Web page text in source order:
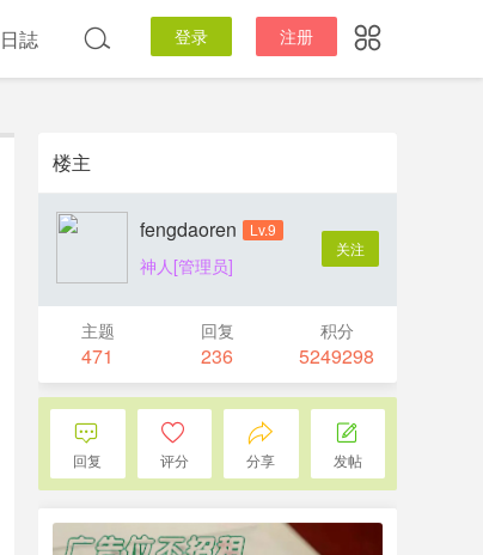
登录 注册
日誌
楼主
fengdaoren Lv.9
神人[管理员]
关注
主题
471
回复
236
积分
5249298
回复 评分 分享 发帖